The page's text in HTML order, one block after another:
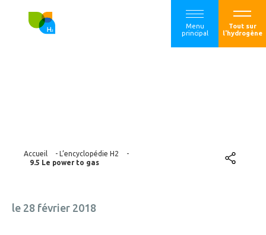
Menu
principal
Tout sur
l'hydrogène
Accueil - L’encyclopédie H2
-
9.5 Le power to gas
le 28 février 2018